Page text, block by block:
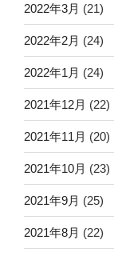
2022年3月 (21)
2022年2月 (24)
2022年1月 (24)
2021年12月 (22)
2021年11月 (20)
2021年10月 (23)
2021年9月 (25)
2021年8月 (22)